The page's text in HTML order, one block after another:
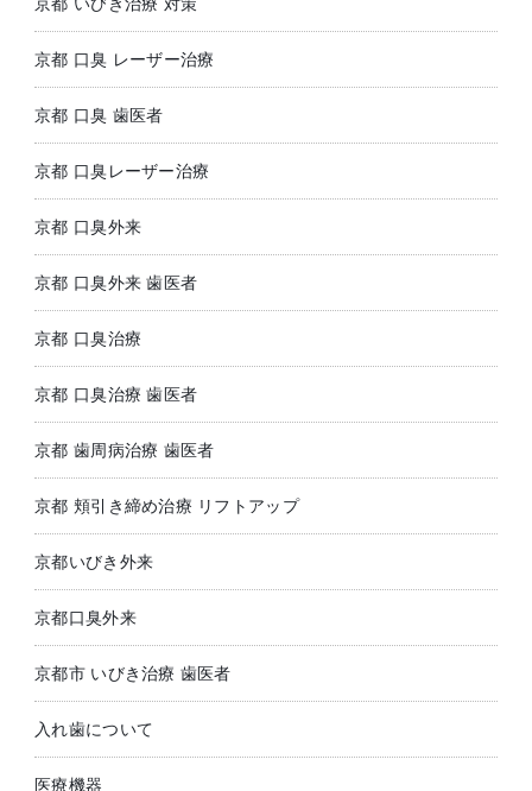
京都 口臭 レーザー治療
京都 口臭 歯医者
京都 口臭レーザー治療
京都 口臭外来
京都 口臭外来 歯医者
京都 口臭治療
京都 口臭治療 歯医者
京都 歯周病治療 歯医者
京都 頬引き締め治療 リフトアップ
京都いびき外来
京都口臭外来
京都市 いびき治療 歯医者
入れ歯について
医療機器